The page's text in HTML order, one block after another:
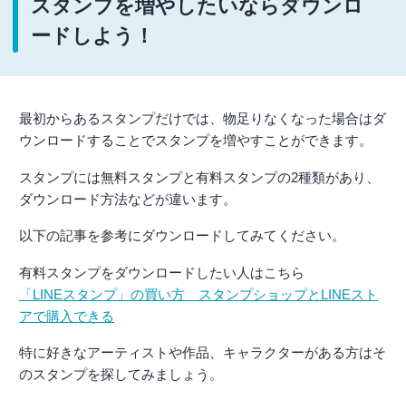
スタンプを増やしたいならダウンロ
ードしよう！
最初からあるスタンプだけでは、物足りなくなった場合はダ
ウンロードすることでスタンプを増やすことができます。
スタンプには無料スタンプと有料スタンプの2種類があり、
ダウンロード方法などが違います。
以下の記事を参考にダウンロードしてみてください。
有料スタンプをダウンロードしたい人はこちら
「LINEスタンプ」の買い方 スタンプショップとLINEスト
アで購入できる
特に好きなアーティストや作品、キャラクターがある方はそ
のスタンプを探してみましょう。